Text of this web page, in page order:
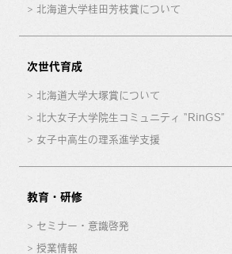
北海道大学桂田芳枝賞について
次世代育成
北海道大学大塚賞について
北大女子大学院生コミュニティ “RinGS”
女子中高生の理系進学支援
教育・研修
セミナー・意識啓発
授業情報